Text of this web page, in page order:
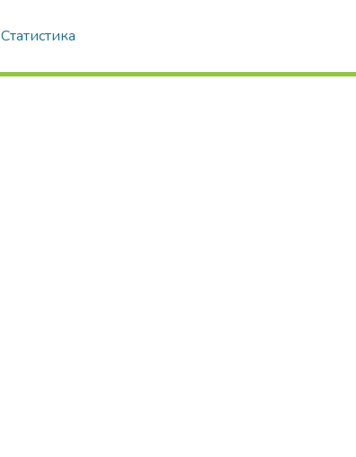
Статистика